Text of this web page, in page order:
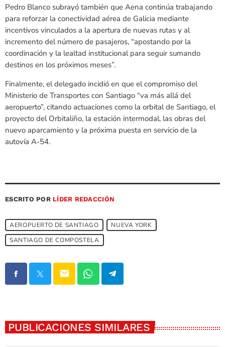
Pedro Blanco subrayó también que Aena continúa trabajando
para reforzar la conectividad aérea de Galicia mediante
incentivos vinculados a la apertura de nuevas rutas y al
incremento del número de pasajeros, “apostando por la
coordinación y la lealtad institucional para seguir sumando
destinos en los próximos meses”.
Finalmente, el delegado incidió en que el compromiso del
Ministerio de Transportes con Santiago “va más allá del
aeropuerto”, citando actuaciones como la orbital de Santiago, el
proyecto del Orbitaliño, la estación intermodal, las obras del
nuevo aparcamiento y la próxima puesta en servicio de la
autovía A-54.
ESCRITO POR LÍDER REDACCIÓN
AEROPUERTO DE SANTIAGO
NUEVA YORK
SANTIAGO DE COMPOSTELA
email
PUBLICACIONES SIMILARES